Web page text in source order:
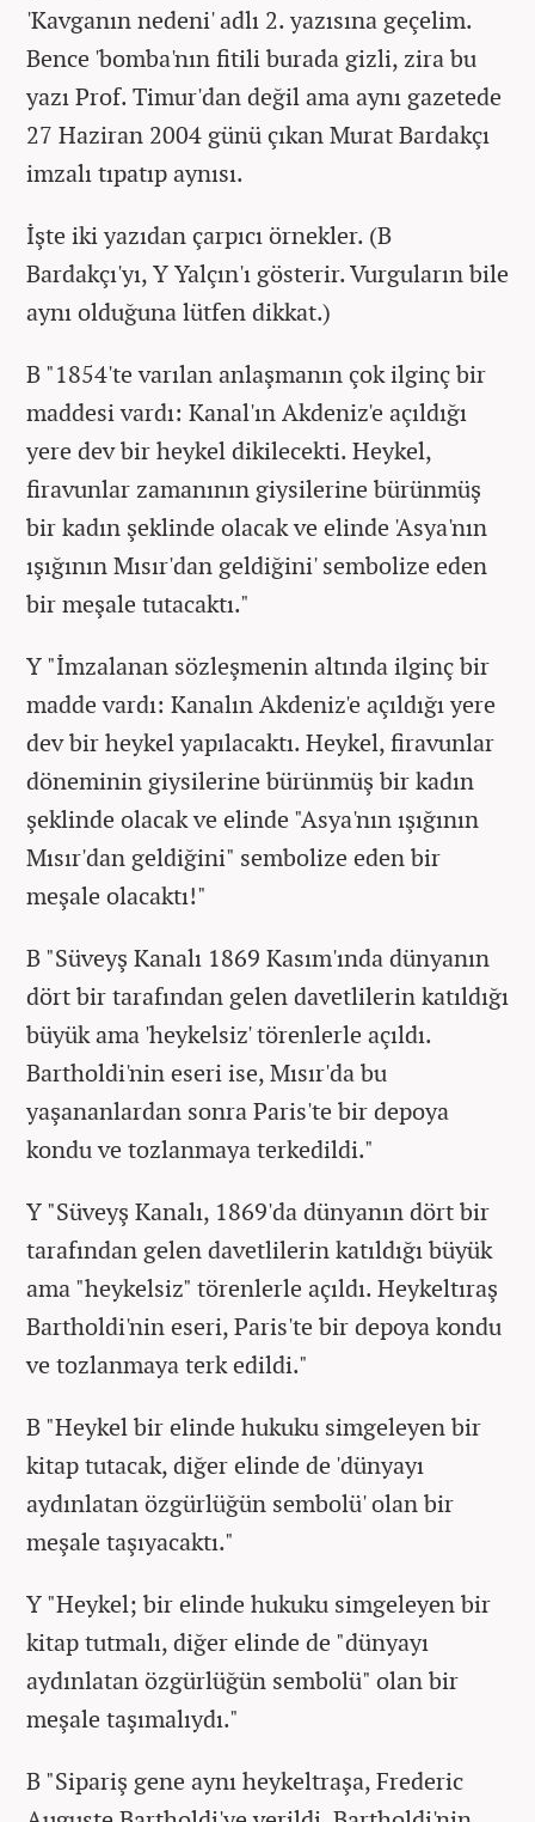
'Kavganın nedeni' adlı 2. yazısına geçelim.
Bence 'bomba'nın fitili burada gizli, zira bu
yazı Prof. Timur'dan değil ama aynı gazetede
27 Haziran 2004 günü çıkan Murat Bardakçı
imzalı tıpatıp aynısı.
İşte iki yazıdan çarpıcı örnekler. (B
Bardakçı'yı, Y Yalçın'ı gösterir. Vurguların bile
aynı olduğuna lütfen dikkat.)
B "1854'te varılan anlaşmanın çok ilginç bir
maddesi vardı: Kanal'ın Akdeniz'e açıldığı
yere dev bir heykel dikilecekti. Heykel,
firavunlar zamanının giysilerine bürünmüş
bir kadın şeklinde olacak ve elinde 'Asya'nın
ışığının Mısır'dan geldiğini' sembolize eden
bir meşale tutacaktı."
Y "İmzalanan sözleşmenin altında ilginç bir
madde vardı: Kanalın Akdeniz'e açıldığı yere
dev bir heykel yapılacaktı. Heykel, firavunlar
döneminin giysilerine bürünmüş bir kadın
şeklinde olacak ve elinde "Asya'nın ışığının
Mısır'dan geldiğini" sembolize eden bir
meşale olacaktı!"
B "Süveyş Kanalı 1869 Kasım'ında dünyanın
dört bir tarafından gelen davetlilerin katıldığı
büyük ama 'heykelsiz' törenlerle açıldı.
Bartholdi'nin eseri ise, Mısır'da bu
yaşananlardan sonra Paris'te bir depoya
kondu ve tozlanmaya terkedildi."
Y "Süveyş Kanalı, 1869'da dünyanın dört bir
tarafından gelen davetlilerin katıldığı büyük
ama "heykelsiz" törenlerle açıldı. Heykeltıraş
Bartholdi'nin eseri, Paris'te bir depoya kondu
ve tozlanmaya terk edildi."
B "Heykel bir elinde hukuku simgeleyen bir
kitap tutacak, diğer elinde de 'dünyayı
aydınlatan özgürlüğün sembolü' olan bir
meşale taşıyacaktı."
Y "Heykel; bir elinde hukuku simgeleyen bir
kitap tutmalı, diğer elinde de "dünyayı
aydınlatan özgürlüğün sembolü" olan bir
meşale taşımalıydı."
B "Sipariş gene aynı heykeltraşa, Frederic